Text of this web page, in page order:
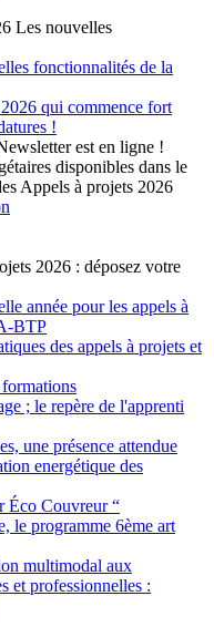
Les nouvelles
fonctionnalités de la
qui commence fort
!
est en ligne !
disponibles dans le
Appels à projets 2026
2026 : déposez votre
année pour les appels à
BTP
des appels à projets et
; le repère de l'apprenti
une présence attendue
energétique des
Éco Couvreur “
le programme 6ème art
multimodal aux
et professionnelles :